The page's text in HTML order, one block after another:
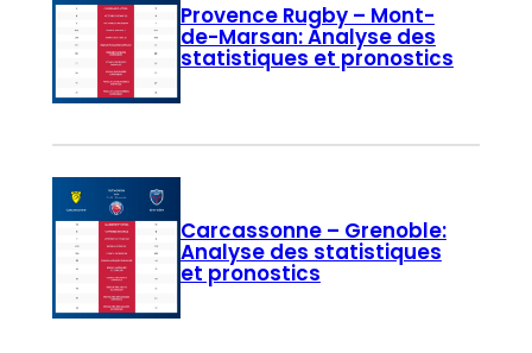
Provence Rugby – Mont-
de-Marsan: Analyse des
statistiques et pronostics
Carcassonne – Grenoble:
Analyse des statistiques
et pronostics